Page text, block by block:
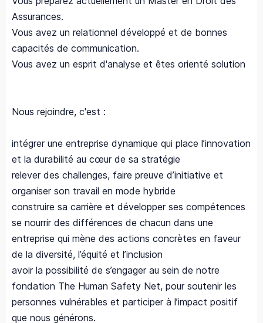
Assurances.
Vous avez un relationnel développé et de bonnes
capacités de communication.
Vous avez un esprit d'analyse et êtes orienté solution
Nous rejoindre, c'est : ​
intégrer une entreprise dynamique qui place l’innovation
et la durabilité au cœur de sa stratégie
relever des challenges, faire preuve d’initiative et
organiser son travail en mode hybride
construire sa carrière et développer ses compétences
se nourrir des différences de chacun dans une
entreprise qui mène des actions concrètes en faveur
de la diversité, l’équité et l’inclusion
avoir la possibilité de s’engager au sein de notre
fondation The Human Safety Net, pour soutenir les
personnes vulnérables et participer à l’impact positif
que nous générons.